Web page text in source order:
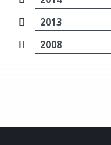
2013
2008